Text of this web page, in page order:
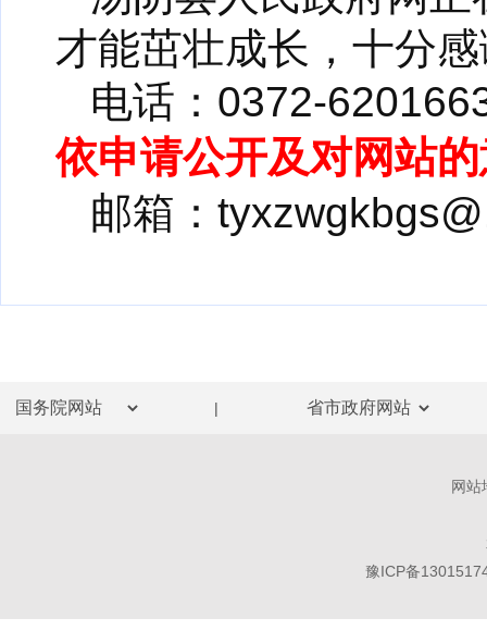
才能茁壮成长，十分
电话：0372-
依申请公开及对网站
邮箱：
|
网站
豫ICP备